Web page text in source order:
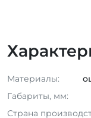
Материалы:
Габариты, мм:
Страна